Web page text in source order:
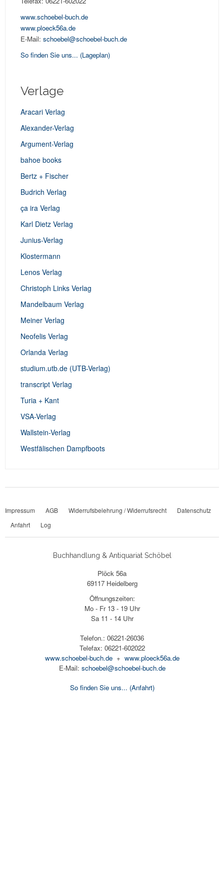
www.schoebel-buch.de
www.ploeck56a.de
E-Mail: schoebel@schoebel-buch.de
So finden Sie uns... (Lageplan)
Verlage
Aracari Verlag
Alexander-Verlag
Argument-Verlag
bahoe books
Bertz + Fischer
Budrich Verlag
ça ira Verlag
Karl Dietz Verlag
Junius-Verlag
Klostermann
Lenos Verlag
Christoph Links Verlag
Mandelbaum Verlag
Meiner Verlag
Neofelis Verlag
Orlanda Verlag
studium.utb.de (UTB-Verlag)
transcript Verlag
Turia + Kant
VSA-Verlag
Wallstein-Verlag
Westfälischen Dampfboots
Impressum AGB Widerrufsbelehrung / Widerrufsrecht
Datenschutz
Anfahrt
Log
Buchhandlung & Antiquariat Schöbel
Plöck 56a
69117 Heidelberg
Öffnungszeiten:
Mo - Fr 13 - 19 Uhr
Sa 11 - 14 Uhr
Telefon.: 06221-26036
Telefax: 06221-602022
www.schoebel-buch.de+ www.ploeck56a.de
E-Mail: schoebel@schoebel-buch.de
So finden Sie uns... (Anfahrt)